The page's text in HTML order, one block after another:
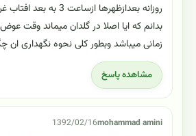
روزانه بعدازظهرها ازساعت
بدانم که ایا اصلا در گلدان میماند وقت
زمانی میباشد وبطور کلی نحوه نگهداری
مشاهده پاسخ
mohammad amini
1392/02/16